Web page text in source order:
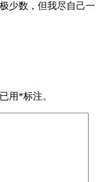
少数，但我尽自己一
用 *标注。